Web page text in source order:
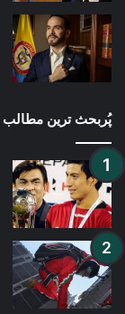
پُربحث ترین مطالب